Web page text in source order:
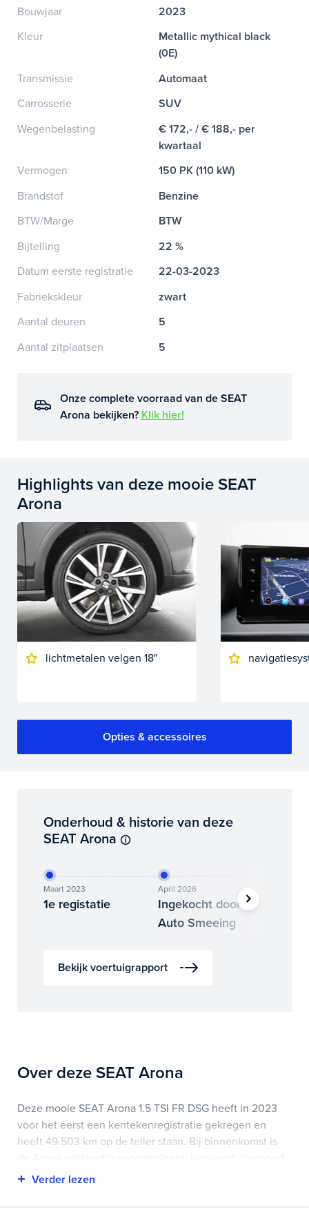
Bouwjaar
2023
Kleur
Metallic mythical black
(0E)
Transmissie
Automaat
Carrosserie
SUV
Wegenbelasting
€ 172,- / € 188,- per
kwartaal
Vermogen
150 PK (110 kW)
Brandstof
Benzine
BTW/Marge
BTW
Bijtelling
22 %
Datum eerste registratie
22-03-2023
Fabriekskleur
zwart
Aantal deuren
5
Aantal zitplaatsen
5
Onze complete voorraad van de SEAT
Arona bekijken? Klik hier!
Highlights van deze mooie SEAT
Arona
lichtmetalen velgen 18"
Opties & accessoires
Onderhoud & historie van deze
SEAT Arona
Maart 2023
1e registatie
April 2026
Ingekocht door
Auto Smeeing
Bekijk voertuigrapport
Over deze SEAT Arona
Deze mooie SEAT Arona 1.5 TSI FR DSG heeft in 2023
voor het eerst een kentekenregistratie gekregen en
heeft 49.503 km op de teller staan. Bij binnenkomst is
is op deze pagina bij onderhoud en historie te